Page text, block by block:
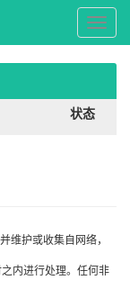
PO
文
屋
状态
维护或收集自网络，
内进行处理。任何非